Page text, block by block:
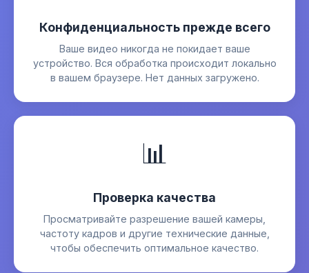
Конфиденциальность прежде всего
Ваше видео никогда не покидает ваше
устройство. Вся обработка происходит локально
в вашем браузере. Нет данных загружено.
📊
Проверка качества
Просматривайте разрешение вашей камеры,
частоту кадров и другие технические данные,
чтобы обеспечить оптимальное качество.